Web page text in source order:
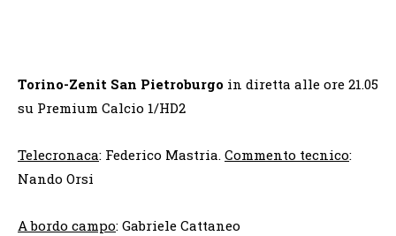
Torino-Zenit San Pietroburgo in diretta alle ore 21.05
su Premium Calcio 1/HD2
Telecronaca: Federico Mastria. Commento tecnico:
Nando Orsi
A bordo campo: Gabriele Cattaneo